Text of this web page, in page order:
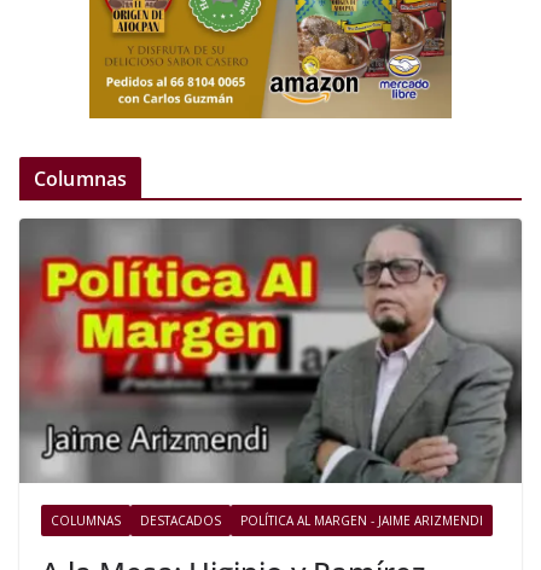
Columnas
COLUMNAS DESTACADOS POLÍTICA AL MARGEN - JAIME ARIZMENDI